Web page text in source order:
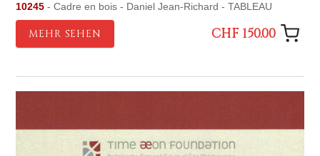
10245 - Cadre en bois - Daniel Jean-Richard - TABLEAU
MEHR SEHEN CHF 150.00